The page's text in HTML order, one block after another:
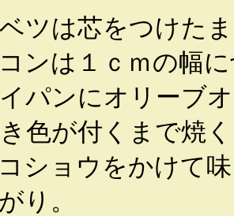
ツは芯をつけた
ンは１ｃｍの幅
パンにオリーブ
色が付くまで焼
ショウをかけて
り。